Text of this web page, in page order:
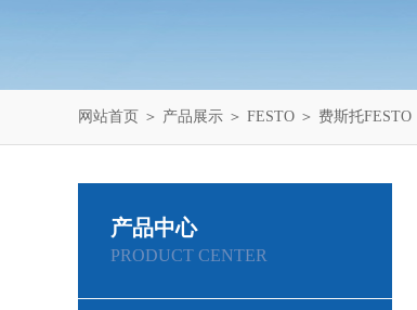
网站首页 ＞ 产品展示 ＞ FESTO ＞ 费斯托FESTO
产品中心
PRODUCT CENTER